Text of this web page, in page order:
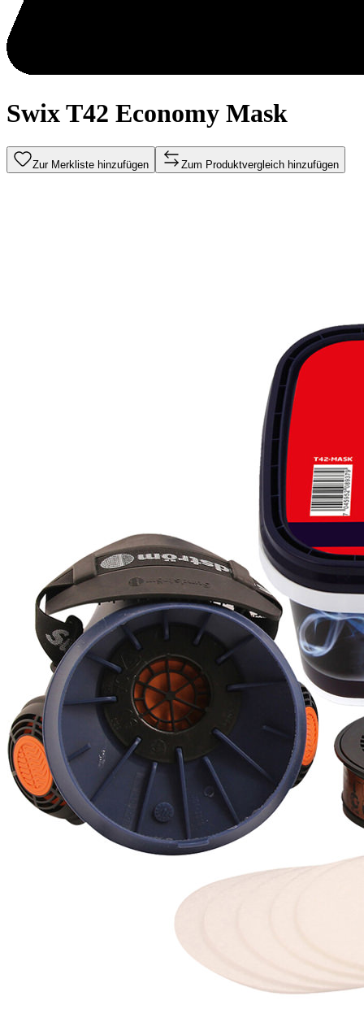
Swix T42 Economy Mask
Zur Merkliste hinzufügen Zum Produktvergleich hinzufügen